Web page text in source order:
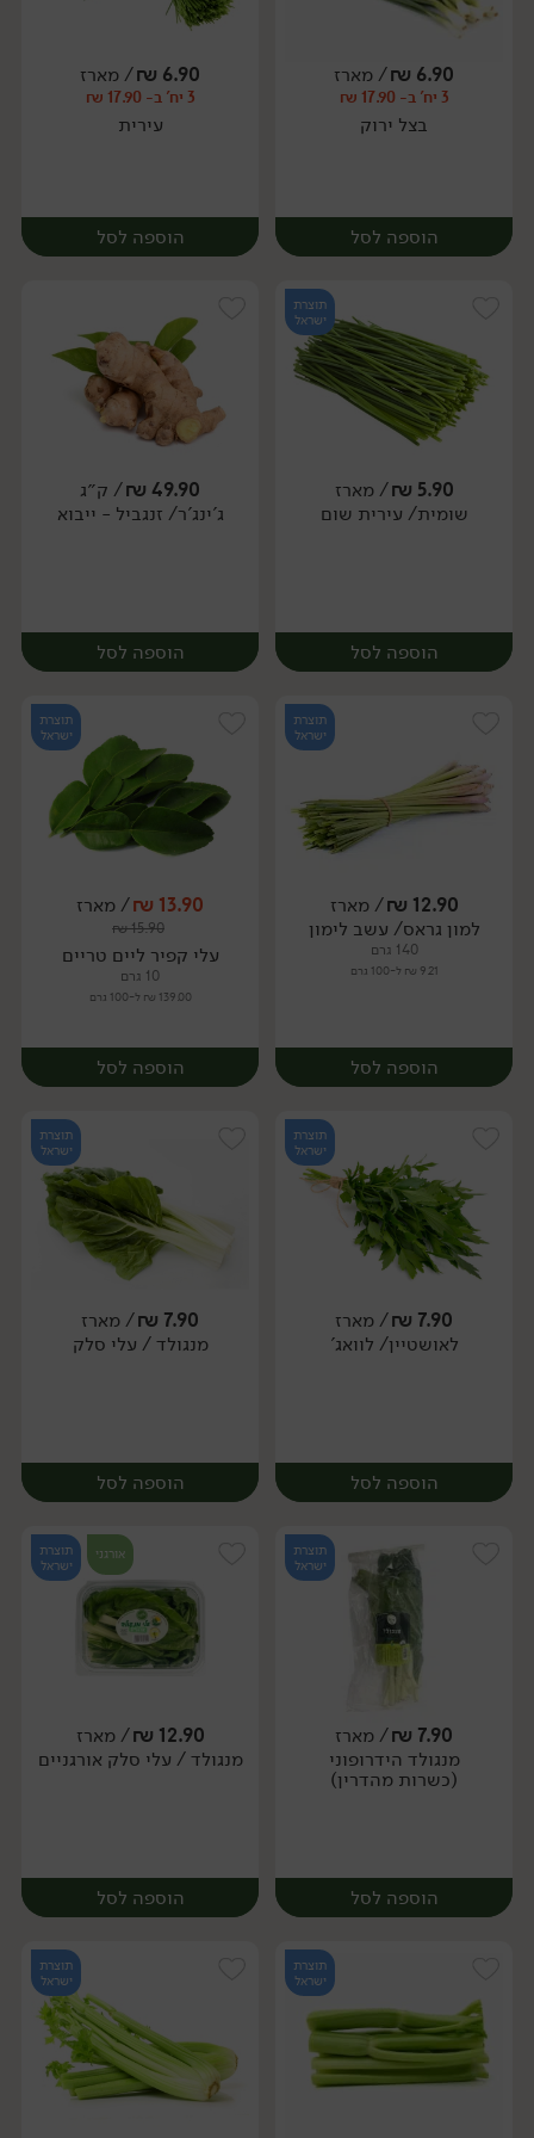
יח׳ ק״ג מארז
6.90
₪/ מארז
3 יח' ב- 17.90 ₪
בצל ירוק
הוספה לסל
מארז
6.90
₪/ מארז
3 יח' ב- 17.90 ₪
עירית
הוספה לסל
מארז
תוצרת
ישראל
5.90
₪/ מארז
שומית/ עירית שום
הוספה לסל
מארז
49.90
₪/ ק״ג
ג'ינג'ר/ זנגביל - ייבוא
הוספה לסל
ק״ג
תוצרת
ישראל
12.90
₪/ מארז
למון גראס/ עשב לימון
140 גרם
9.21 ₪ ל-100 גרם
הוספה לסל
מארז
תוצרת
ישראל
13.90
₪/ מארז
15.90
₪
עלי קפיר ליים טריים
10 גרם
139.00 ₪ ל-100 גרם
הוספה לסל
מארז
תוצרת
ישראל
7.90
₪/ מארז
לאושטיין/ לוואג'
הוספה לסל
מארז
תוצרת
ישראל
7.90
₪/ מארז
מנגולד / עלי סלק
הוספה לסל
מארז
תוצרת
ישראל
7.90
₪/ מארז
מנגולד הידרופוני
(כשרות מהדרין)
הוספה לסל
אורגני
תוצרת
ישראל
12.90
₪/ מארז
מנגולד / עלי סלק אורגניים
הוספה לסל
תוצרת
ישראל
תוצרת
ישראל